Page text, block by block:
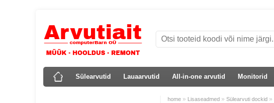
Sülearvutid Lauaarvutid All-in-one arvutid Monitorid
home » Lisaseadmed » Sülearvuti dockid »